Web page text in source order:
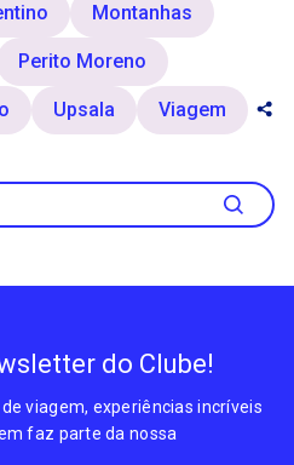
Montanhas
Perito Moreno
Upsala Viagem
do Clube!
viagem, experiências incríveis
faz parte da nossa